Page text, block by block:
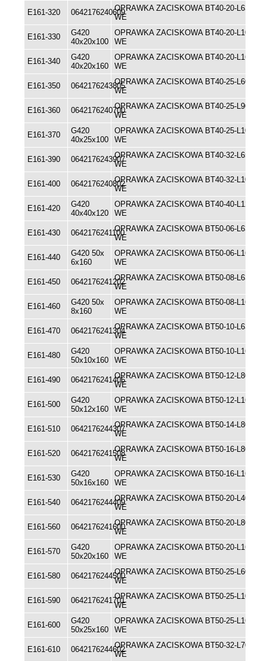
E161-320 0642176240609OPRAWKA ZACISKOWA BT40-20-L63
WE
E161-330
G420
40x20x100
OPRAWKA ZACISKOWA BT40-20-L100
WE
E161-340
G420
40x20x160
OPRAWKA ZACISKOWA BT40-20-L160
WE
E161-350 0642176243805OPRAWKA ZACISKOWA BT40-25-L60
WE
E161-360 0642176240700OPRAWKA ZACISKOWA BT40-25-L90
WE
E161-370
G420
40x25x100
OPRAWKA ZACISKOWA BT40-25-L100
WE
E161-390 0642176243907OPRAWKA ZACISKOWA BT40-32-L65
WE
E161-400 0642176240802OPRAWKA ZACISKOWA BT40-32-L100
WE
E161-420
G420
40x40x120
OPRAWKA ZACISKOWA BT40-40-L120
WE
E161-430 0642176241100OPRAWKA ZACISKOWA BT50-06-L63
WE
E161-440
G420 50x
6x160
OPRAWKA ZACISKOWA BT50-06-L160
WE
E161-450 0642176241202OPRAWKA ZACISKOWA BT50-08-L63
WE
E161-460
G420 50x
8x160
OPRAWKA ZACISKOWA BT50-08-L160
WE
E161-470 0642176241304OPRAWKA ZACISKOWA BT50-10-L63
WE
E161-480
G420
50x10x160
OPRAWKA ZACISKOWA BT50-10-L160
WE
E161-490 0642176241406OPRAWKA ZACISKOWA BT50-12-L80
WE
E161-500
G420
50x12x160
OPRAWKA ZACISKOWA BT50-12-L160
WE
E161-510 0642176244307OPRAWKA ZACISKOWA BT50-14-L80
WE
E161-520 0642176241508OPRAWKA ZACISKOWA BT50-16-L80
WE
E161-530
G420
50x16x160
OPRAWKA ZACISKOWA BT50-16-L160
WE
E161-540 0642176244409OPRAWKA ZACISKOWA BT50-20-L40
WE
E161-560 0642176241600OPRAWKA ZACISKOWA BT50-20-L80
WE
E161-570
G420
50x20x160
OPRAWKA ZACISKOWA BT50-20-L160
WE
E161-580 0642176244500OPRAWKA ZACISKOWA BT50-25-L60
WE
E161-590 0642176241701OPRAWKA ZACISKOWA BT50-25-L100
WE
E161-600
G420
50x25x160
OPRAWKA ZACISKOWA BT50-25-L160
WE
E161-610 0642176244602OPRAWKA ZACISKOWA BT50-32-L70
WE